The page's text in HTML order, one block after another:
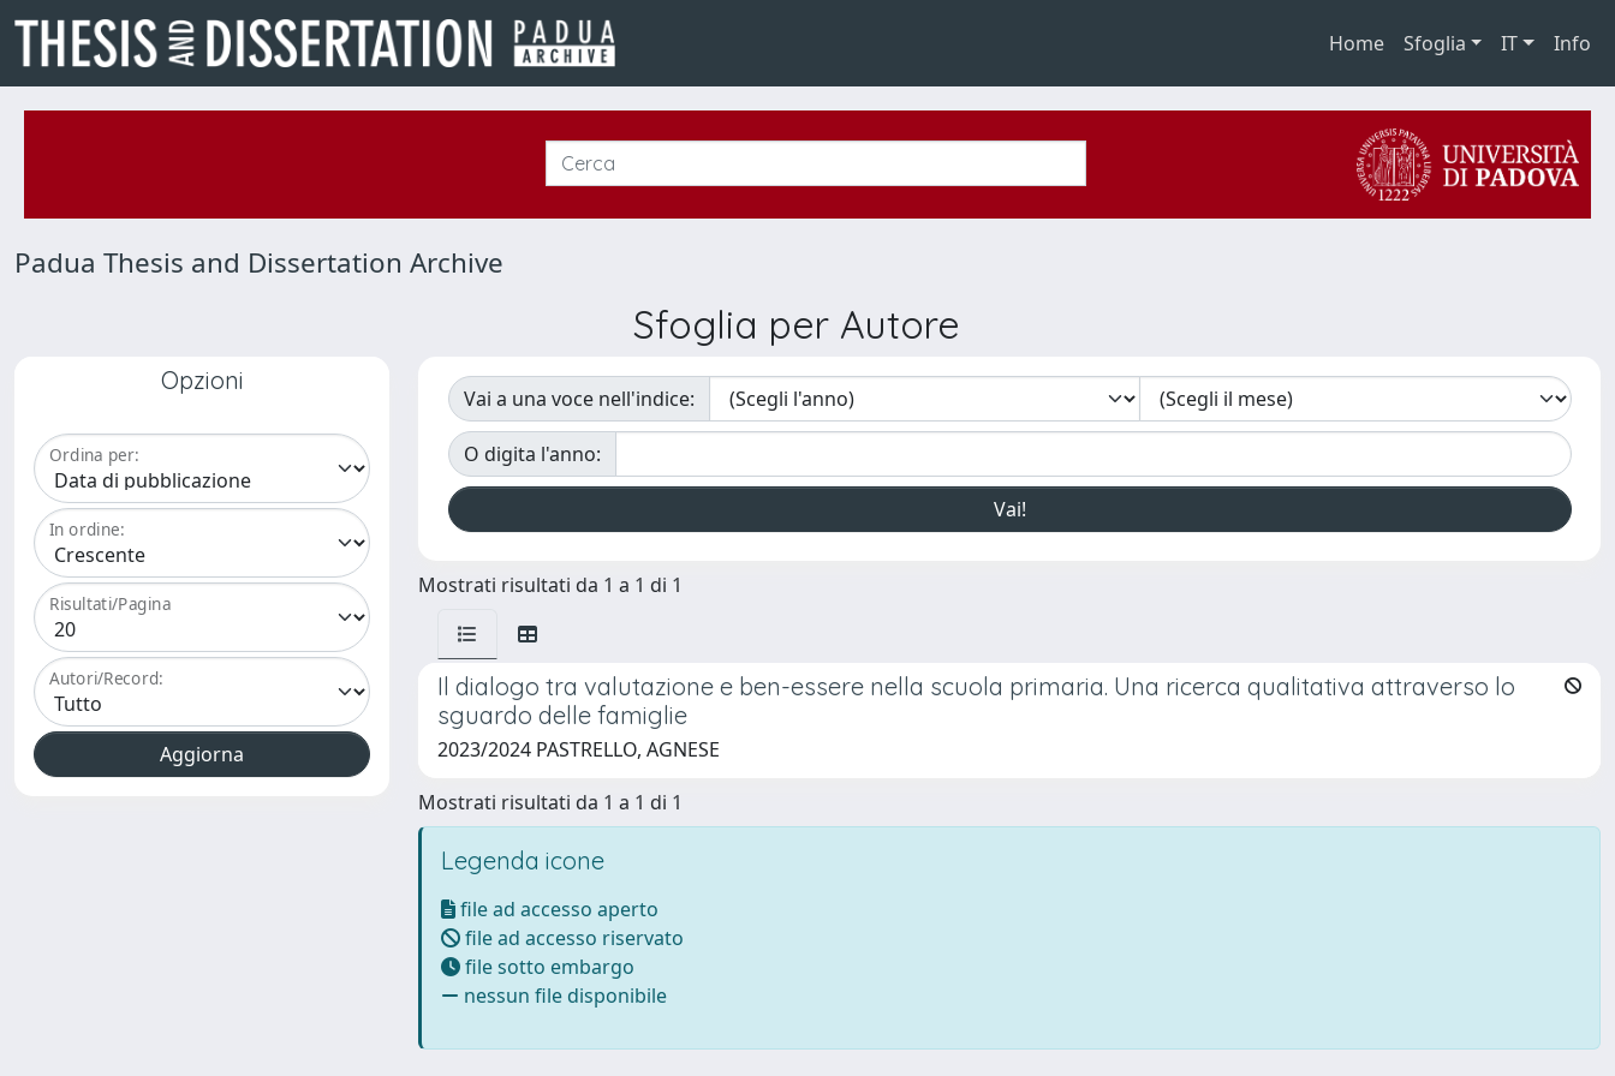
Home Sfoglia IT Info
Padua Thesis and Dissertation Archive
Sfoglia per Autore
Opzioni
Ordina per:
In ordine:
Risultati/Pagina
Autori/Record:
Vai a una voce nell'indice:
O digita l'anno:
Mostrati risultati da 1 a 1 di 1
Il dialogo tra valutazione e ben-essere nella scuola primaria. Una ricerca qualitativa attraverso lo
sguardo delle famiglie
2023/2024 PASTRELLO, AGNESE
Mostrati risultati da 1 a 1 di 1
Legenda icone
file ad accesso aperto
file ad accesso riservato
file sotto embargo
nessun file disponibile